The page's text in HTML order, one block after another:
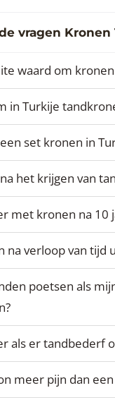
vragen Kronen
waard om
in Turkije
set kronen in
het krijgen van
met kronen na 10
na verloop van tijd
poetsen als
als er tandbederf
meer pijn dan een